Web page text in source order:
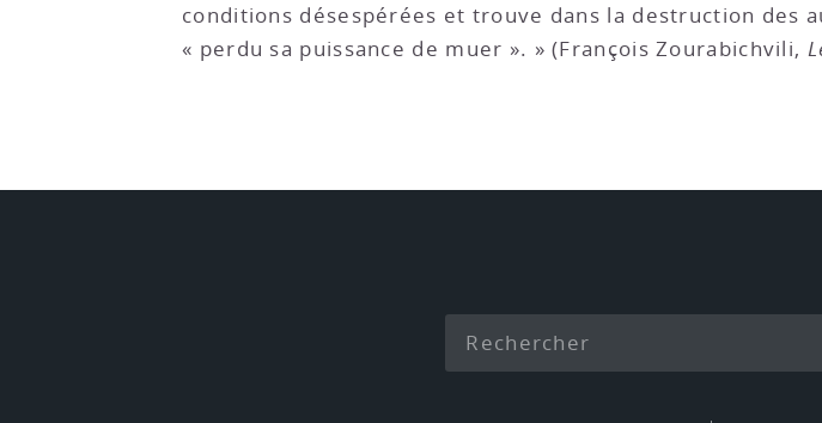
conditions désespérées et trouve dans la destruction des
« perdu sa puissance de muer ». » (François Zourabichvili,